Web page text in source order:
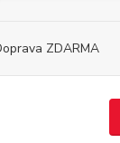
ZDARMA